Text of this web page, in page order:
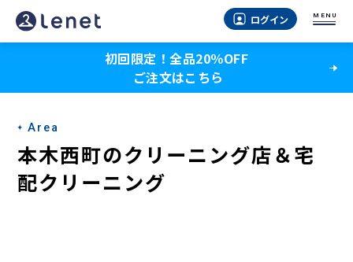
本
木
町
の
ク
リ
ログイン MENU
初回限定！全品20％OFF
ご注文はこちら
Area
本木西町のクリーニング店＆宅
配クリーニング